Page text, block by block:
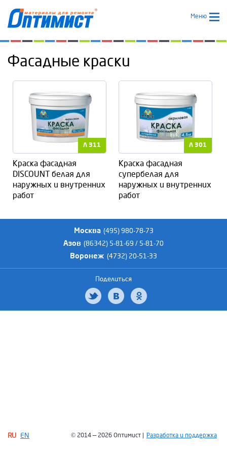
Меню
Фасадные краски
Л 311
Краска фасадная
DISCOUNT белая для
наружных и внутренних
работ
Л 301
Краска фасадная
супербелая для
наружных и внутренних
работ
Москва (495) 980-78-73
Азов (86342) 5-81-69 / 5-81-70
Воронеж (4732) 20-51-33
Поделиться
RU EN © 2014 — 2026 Оптимист | Разработка и поддержка